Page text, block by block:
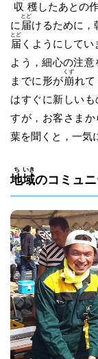
収 穫 したあとの
に 届
とど
けるために，
届
とど
くようにして
よう，細心の注意
までに形が崩
くず
れて
はすぐに新しい
すが，お客さま
葉を聞くと，一気
地
ち
域
いき
のコミュ